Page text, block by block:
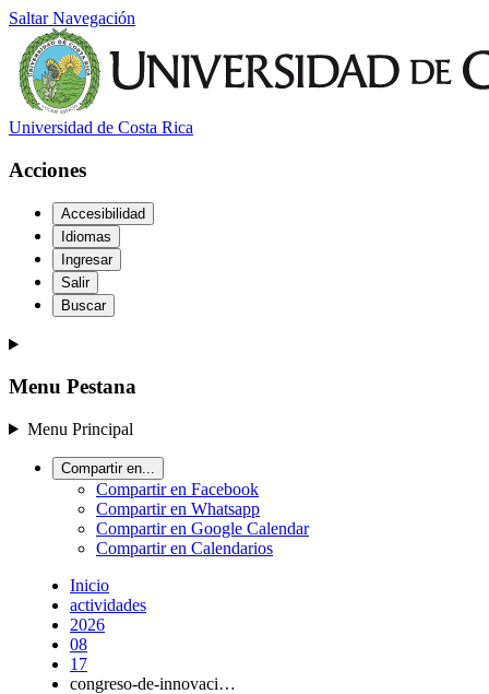
Saltar Navegación
Universidad de Costa Rica
Acciones
Accesibilidad
Idiomas
Ingresar
Salir
Buscar
Menu Pestana
Menu Principal
Compartir en...
Compartir en Facebook
Compartir en Whatsapp
Compartir en Google Calendar
Compartir en Calendarios
Inicio
actividades
2026
08
17
congreso-de-innovaci…